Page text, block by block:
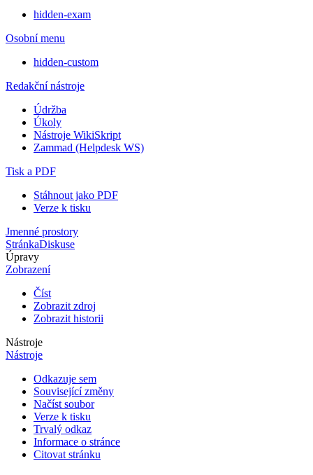
hidden-exam
Osobní menu
hidden-custom
Redakční nástroje
Údržba
Úkoly
Nástroje WikiSkript
Zammad (Helpdesk WS)
Tisk a PDF
Stáhnout jako PDF
Verze k tisku
Jmenné prostory
StránkaDiskuse
Úpravy
Zobrazení
Číst
Zobrazit zdroj
Zobrazit historii
Nástroje
Nástroje
Odkazuje sem
Související změny
Načíst soubor
Verze k tisku
Trvalý odkaz
Informace o stránce
Citovat stránku